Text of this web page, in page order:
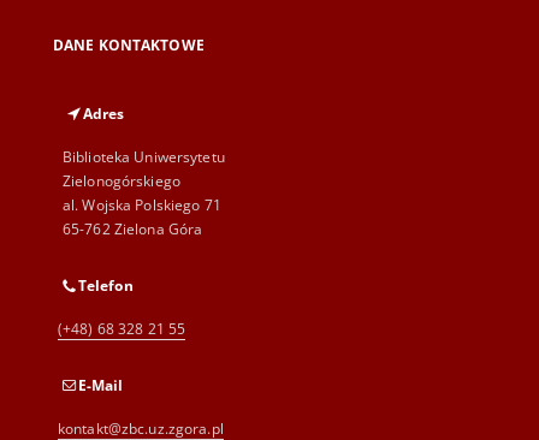
DANE KONTAKTOWE
Adres
Biblioteka Uniwersytetu
Zielonogórskiego
al. Wojska Polskiego 71
65-762 Zielona Góra
Telefon
(+48) 68 328 21 55
E-Mail
kontakt@zbc.uz.zgora.pl